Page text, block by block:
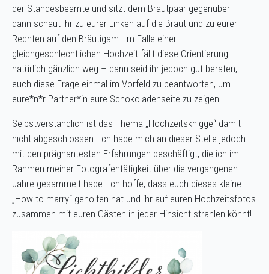
der Standesbeamte und sitzt dem Brautpaar gegenüber –
dann schaut ihr zu eurer Linken auf die Braut und zu eurer
Rechten auf den Bräutigam. Im Falle einer
gleichgeschlechtlichen Hochzeit fällt diese Orientierung
natürlich gänzlich weg – dann seid ihr jedoch gut beraten,
euch diese Frage einmal im Vorfeld zu beantworten, um
eure*n*r Partner*in eure Schokoladenseite zu zeigen.
Selbstverständlich ist das Thema „Hochzeitsknigge“ damit
nicht abgeschlossen. Ich habe mich an dieser Stelle jedoch
mit den prägnantesten Erfahrungen beschäftigt, die ich im
Rahmen meiner Fotografentätigkeit über die vergangenen
Jahre gesammelt habe. Ich hoffe, dass euch dieses kleine
„How to marry“ geholfen hat und ihr auf euren Hochzeitsfotos
zusammen mit euren Gästen in jeder Hinsicht strahlen könnt!